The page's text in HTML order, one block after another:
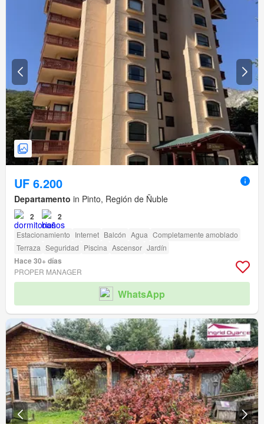
UF 6.200
Departamento in Pinto, Región de Ñuble
2 2
Estacionamiento Internet Balcón Agua Completamente amoblado
Terraza Seguridad Piscina Ascensor Jardín
Hace 30+ días
PROPER MANAGER
WhatsApp